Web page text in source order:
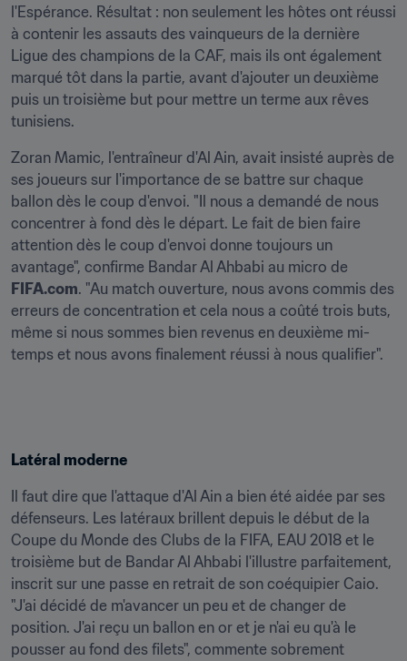
l'Espérance. Résultat : non seulement les hôtes ont réussi
à contenir les assauts des vainqueurs de la dernière
Ligue des champions de la CAF, mais ils ont également
marqué tôt dans la partie, avant d'ajouter un deuxième
puis un troisième but pour mettre un terme aux rêves
tunisiens.
Zoran Mamic, l'entraîneur d'Al Ain, avait insisté auprès de
ses joueurs sur l'importance de se battre sur chaque
ballon dès le coup d'envoi. "Il nous a demandé de nous
concentrer à fond dès le départ. Le fait de bien faire
attention dès le coup d'envoi donne toujours un
FIFA.com. "Au match ouverture, nous avons commis des
erreurs de concentration et cela nous a coûté trois buts,
même si nous sommes bien revenus en deuxième mi-
temps et nous avons finalement réussi à nous qualifier".
Latéral moderne
Il faut dire que l'attaque d'Al Ain a bien été aidée par ses
défenseurs. Les latéraux brillent depuis le début de la
Coupe du Monde des Clubs de la FIFA, EAU 2018 et le
troisième but de Bandar Al Ahbabi l'illustre parfaitement,
inscrit sur une passe en retrait de son coéquipier Caio.
"J'ai décidé de m'avancer un peu et de changer de
position. J'ai reçu un ballon en or et je n'ai eu qu'à le
pousser au fond des filets", commente sobrement